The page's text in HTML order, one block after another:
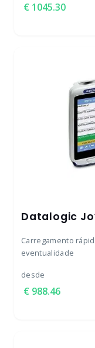
1045.30
Datalogic
Carregamento
eventualidade
desde
988.46